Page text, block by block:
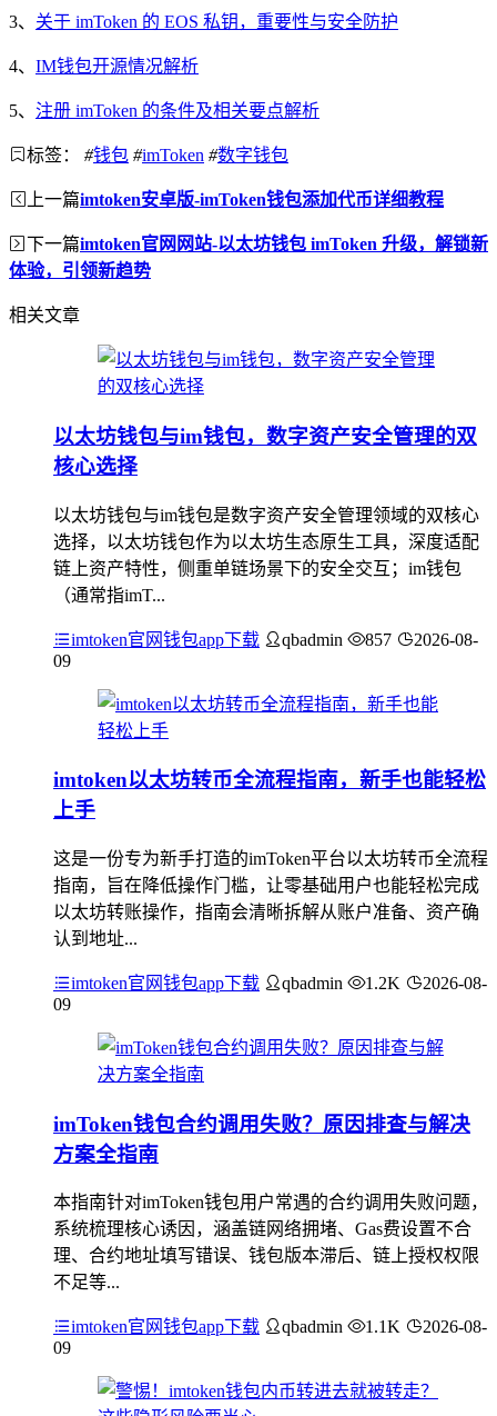
3、 关于 imToken 的 EOS 私钥，重要性与安全防护
4、 IM钱包开源情况解析
5、 注册 imToken 的条件及相关要点解析
标签： #钱包 #imToken #数字钱包
上一篇imtoken安卓版-imToken钱包添加代币详细教程
下一篇imtoken官网网站-以太坊钱包 imToken 升级，解锁新
体验，引领新趋势
相关文章
以太坊钱包与im钱包，数字资产安全管理的双
核心选择
以太坊钱包与im钱包是数字资产安全管理领域的双核心
选择，以太坊钱包作为以太坊生态原生工具，深度适配
链上资产特性，侧重单链场景下的安全交互；im钱包
（通常指imT...
imtoken官网钱包app下载 qbadmin 857
2026-08-
09
imtoken以太坊转币全流程指南，新手也能轻松
上手
这是一份专为新手打造的imToken平台以太坊转币全流程
指南，旨在降低操作门槛，让零基础用户也能轻松完成
以太坊转账操作，指南会清晰拆解从账户准备、资产确
认到地址...
imtoken官网钱包app下载 qbadmin 1.2K
2026-08-
09
imToken钱包合约调用失败？原因排查与解决
方案全指南
本指南针对imToken钱包用户常遇的合约调用失败问题，
系统梳理核心诱因，涵盖链网络拥堵、Gas费设置不合
理、合约地址填写错误、钱包版本滞后、链上授权权限
不足等...
imtoken官网钱包app下载 qbadmin 1.1K
2026-08-
09